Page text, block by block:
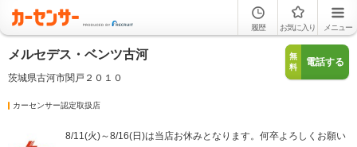
履歴 お気に入り メニュー
メルセデス・ベンツ古河
茨城県古河市関戸２０１０
無
料
電話する
カーセンサー認定取扱店
8/11(火)～8/16(日)は当店お休みとなります。何卒よろしくお願い